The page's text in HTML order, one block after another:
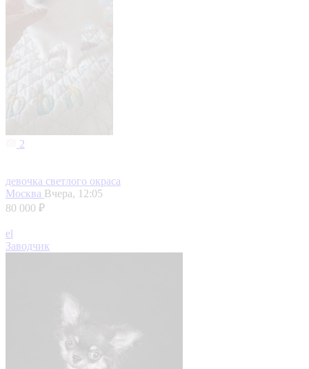
2
девочка светлого окраса
Москва Вчера, 12:05
80 000 ₽
el
Заводчик